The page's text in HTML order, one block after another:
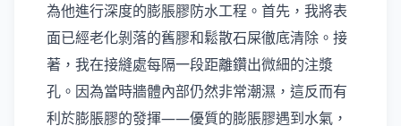
為他進行深度的膨脹膠防水工程。首先，我將表
面已經老化剝落的舊膠和鬆散石屎徹底清除。接
著，我在接縫處每隔一段距離鑽出微細的注漿
孔。因為當時牆體內部仍然非常潮濕，這反而有
利於膨脹膠的發揮——優質的膨脹膠遇到水氣，